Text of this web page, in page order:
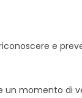
e
un momento di